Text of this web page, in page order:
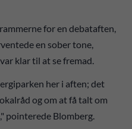
for en debataften,
en sober tone,
klar til at se fremad.
her i aften; det
og om at få talt om
pointerede Blomberg.